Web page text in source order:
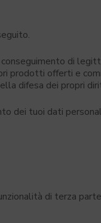
di
prodotti offerti e
difesa dei propri
dei tuoi dati
di terza